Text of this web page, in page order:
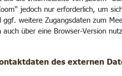
jedoch nur erforderlich, um
weitere Zugangsdaten zum
auch über eine Browser-Version
des externen